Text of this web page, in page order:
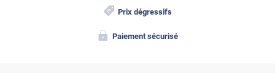
Prix dégressifs
Paiement sécurisé